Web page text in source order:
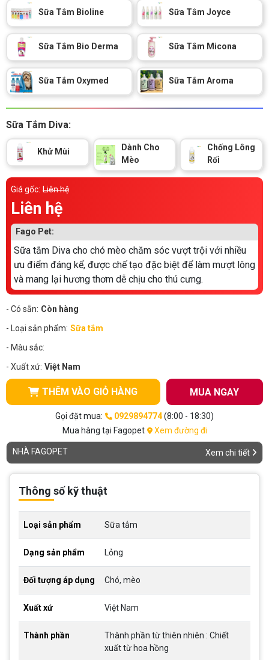
spa cho thú cưng
Thông tin về chó
Thông tin về mèo
CHÍNH SÁCH
Chính sách bảo hành
Chính sách đổi trả
LIÊN HỆ
TỔNG ĐÀI TƯ VẤN
0929894774
Sữa Tắm Bioline Sữa Tắm Joyce
Sữa Tắm Bio Derma Sữa Tắm Micona
Sữa Tắm Oxymed Sữa Tắm Aroma
Sữa Tắm Diva:
Khử Mùi
Dành Cho
Mèo
Chống Lông
Rối
Giá gốc: Liên hệ
Liên hệ
Fago Pet:
Sữa tắm Diva cho chó mèo chăm sóc vượt trội với nhiều
ưu điểm đáng kể, được chế tạo đặc biệt để làm mượt lông
và mang lại hương thơm dễ chịu cho thú cưng.
- Có sẵn: Còn hàng
- Loại sản phẩm: Sữa tắm
- Màu sắc:
- Xuất xứ: Việt Nam
THÊM VÀO GIỎ HÀNG MUA NGAY
Gọi đặt mua: 0929894774(8:00 - 18:30)
Mua hàng tại Fagopet
Xem đường đi
NHÀ FAGOPET Xem chi tiết
Thông số kỹ thuật
Loại sản phẩm Sữa tắm
Dạng sản phẩm Lỏng
Đối tượng áp dụng Chó, mèo
Xuất xứ Việt Nam
Thành phần
Thành phần từ thiên nhiên : Chiết
xuất từ hoa hồng